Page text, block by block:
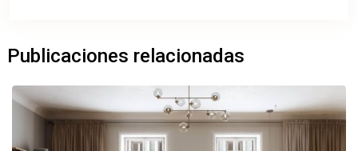
Publicaciones relacionadas